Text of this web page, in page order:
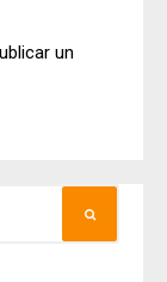
un